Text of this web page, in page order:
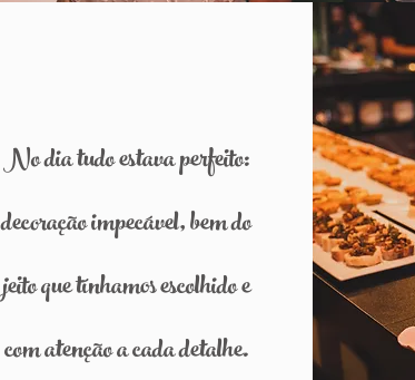
No dia tudo estava perfeito:
decoração impecável, bem do
jeito que tínhamos escolhido e
com atenção a cada detalhe.